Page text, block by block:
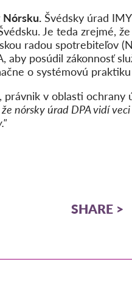
Nórsku. Švédsky úrad
Je teda zrejmé,
radou spotrebiteľov
aby posúdil zákonnosť
o systémovú
právnik v oblasti ochrany
nórsky úrad DPA vidí
SHARE